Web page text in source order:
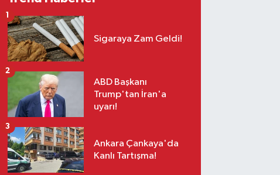
Sigaraya Zam Geldi!
1
ABD Başkanı
Trump'tan İran'a
uyarı!
2
Ankara Çankaya'da
Kanlı Tartışma!
3